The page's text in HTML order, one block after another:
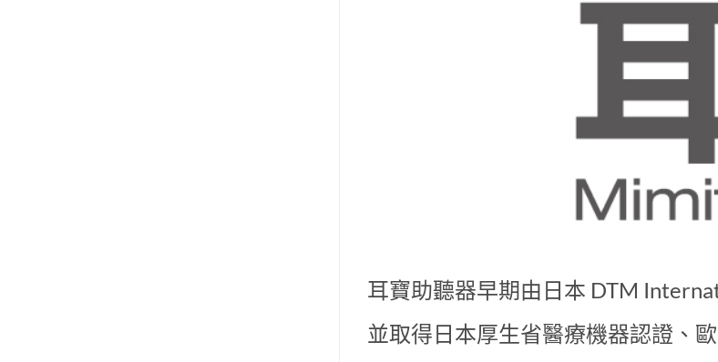
耳寶助聽器早期由日本 DTM
並取得日本厚生省醫療機器認證、